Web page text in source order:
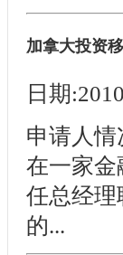
加拿大投资
日期
申请人
在一家金
任总经理
的...